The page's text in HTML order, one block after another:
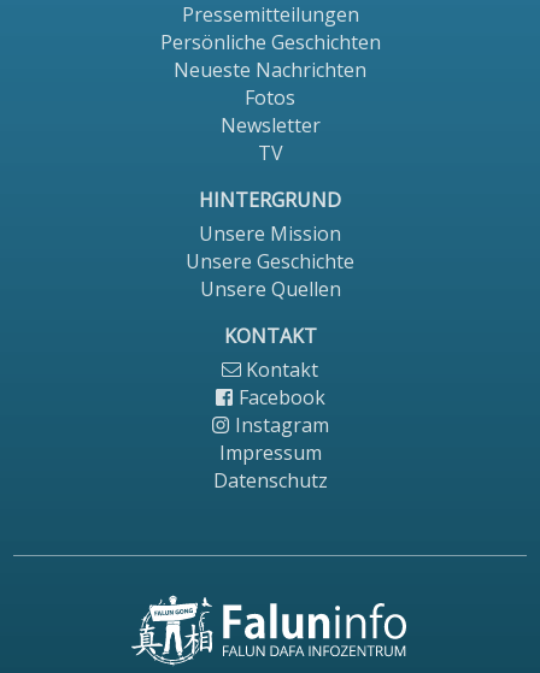
Pressemitteilungen
Persönliche Geschichten
Neueste Nachrichten
Fotos
Newsletter
TV
HINTERGRUND
Unsere Mission
Unsere Geschichte
Unsere Quellen
KONTAKT
Kontakt
Facebook
Instagram
Impressum
Datenschutz